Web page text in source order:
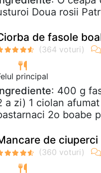
Doua rosii
de fasole
principal
: 400 g
a zi) 1 ciolan
2o boabe
de ciuperci